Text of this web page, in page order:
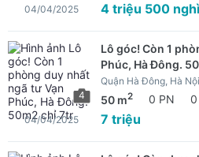
4 triệu 500
04/04/2025
4
Lô góc! Còn 1
Phúc, Hà Đông.
Quận Hà Đông, Hà Nội
50 m2 0 PN 0
7 triệu
04/04/2025